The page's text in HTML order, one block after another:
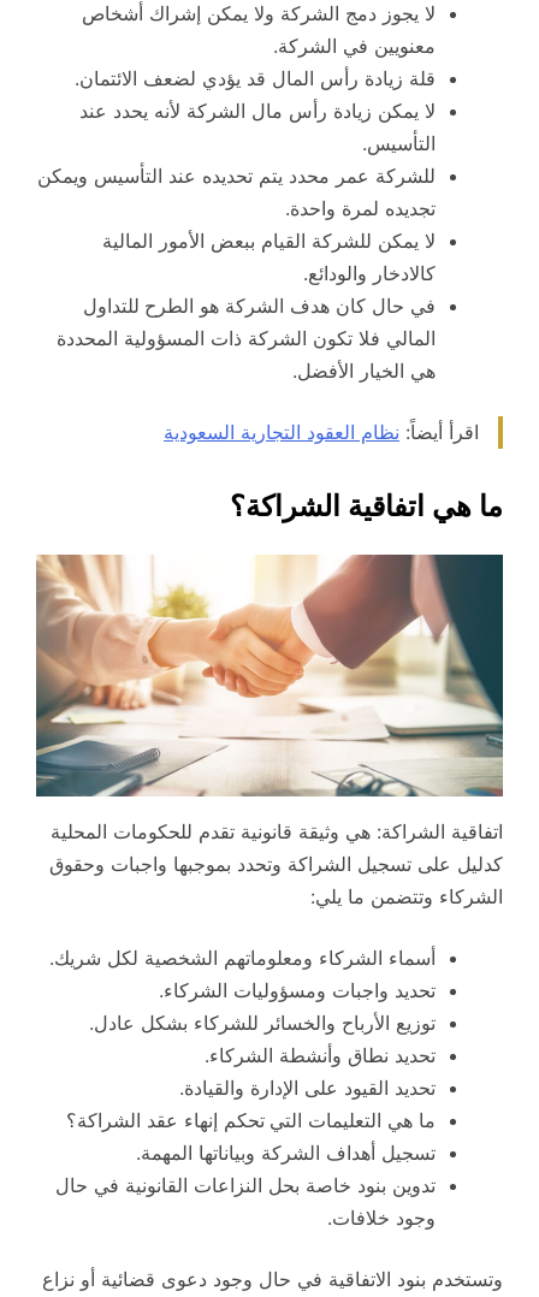
لا يجوز دمج الشركة ولا يمكن إشراك أشخاص
معنويين في الشركة.
قلة زيادة رأس المال قد يؤدي لضعف الائتمان.
لا يمكن زيادة رأس مال الشركة لأنه يحدد عند
التأسيس.
للشركة عمر محدد يتم تحديده عند التأسيس ويمكن
تجديده لمرة واحدة.
لا يمكن للشركة القيام ببعض الأمور المالية
كالادخار والودائع.
في حال كان هدف الشركة هو الطرح للتداول
المالي فلا تكون الشركة ذات المسؤولية المحددة
هي الخيار الأفضل.
اقرأ أيضاً: نظام العقود التجارية السعودية
ما هي اتفاقية الشراكة؟
اتفاقية الشراكة: هي وثيقة قانونية تقدم للحكومات المحلية
كدليل على تسجيل الشراكة وتحدد بموجبها واجبات وحقوق
الشركاء وتتضمن ما يلي:
أسماء الشركاء ومعلوماتهم الشخصية لكل شريك.
تحديد واجبات ومسؤوليات الشركاء.
توزيع الأرباح والخسائر للشركاء بشكل عادل.
تحديد نطاق وأنشطة الشركاء.
تحديد القيود على الإدارة والقيادة.
ما هي التعليمات التي تحكم إنهاء عقد الشراكة؟
تسجيل أهداف الشركة وبياناتها المهمة.
تدوين بنود خاصة بحل النزاعات القانونية في حال
وجود خلافات.
وتستخدم بنود الاتفاقية في حال وجود دعوى قضائية أو نزاع